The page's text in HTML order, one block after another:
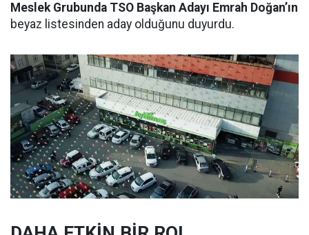
Meslek Grubunda TSO Başkan Adayı Emrah Doğan’ın
beyaz listesinden aday olduğunu duyurdu.